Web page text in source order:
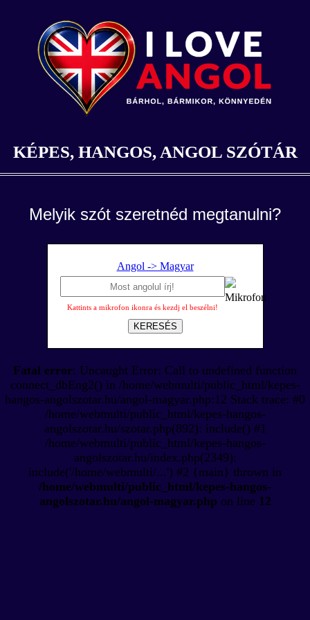
KÉPES, HANGOS, ANGOL SZÓTÁR
Melyik szót szeretnéd megtanulni?
Angol -> Magyar
Kattints a mikrofon ikonra és kezdj el beszélni!
KERESÉS
Fatal error: Uncaught Error: Call to undefined function
connect_dbEng2() in /home/webmulti/public_html/kepes-
hangos-angolszotar.hu/angol-magyar.php:12 Stack trace: #0
/home/webmulti/public_html/kepes-hangos-
angolszotar.hu/szotar.php(892): include() #1
/home/webmulti/public_html/kepes-hangos-
angolszotar.hu/index.php(2349):
include('/home/webmulti/...') #2 {main} thrown in
/home/webmulti/public_html/kepes-hangos-
angolszotar.hu/angol-magyar.php on line 12